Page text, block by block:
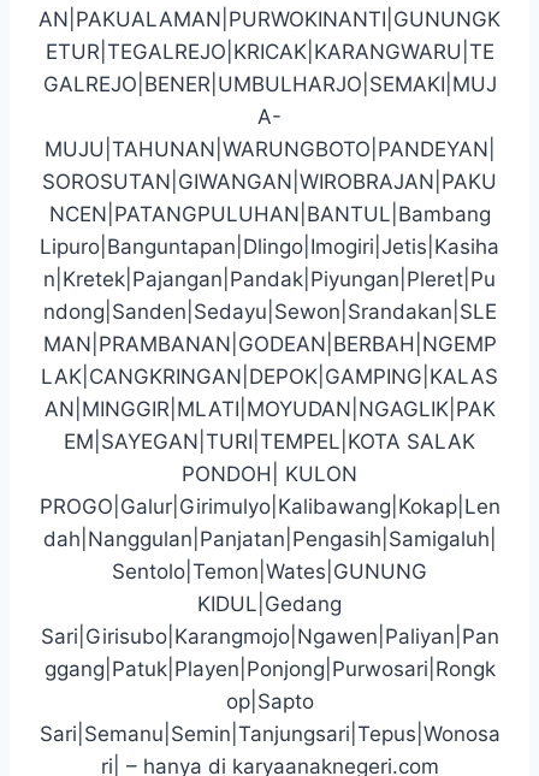
AN|PAKUALAMAN|PURWOKINANTI|GUNUNGK
ETUR|TEGALREJO|KRICAK|KARANGWARU|TE
GALREJO|BENER|UMBULHARJO|SEMAKI|MUJ
A-
MUJU|TAHUNAN|WARUNGBOTO|PANDEYAN|
SOROSUTAN|GIWANGAN|WIROBRAJAN|PAKU
NCEN|PATANGPULUHAN|BANTUL|Bambang
Lipuro|Banguntapan|Dlingo|Imogiri|Jetis|Kasiha
n|Kretek|Pajangan|Pandak|Piyungan|Pleret|Pu
ndong|Sanden|Sedayu|Sewon|Srandakan|SLE
MAN|PRAMBANAN|GODEAN|BERBAH|NGEMP
LAK|CANGKRINGAN|DEPOK|GAMPING|KALAS
AN|MINGGIR|MLATI|MOYUDAN|NGAGLIK|PAK
EM|SAYEGAN|TURI|TEMPEL|KOTA SALAK
PONDOH| KULON
PROGO|Galur|Girimulyo|Kalibawang|Kokap|Len
dah|Nanggulan|Panjatan|Pengasih|Samigaluh|
Sentolo|Temon|Wates|GUNUNG
KIDUL|Gedang
Sari|Girisubo|Karangmojo|Ngawen|Paliyan|Pan
ggang|Patuk|Playen|Ponjong|Purwosari|Rongk
op|Sapto
Sari|Semanu|Semin|Tanjungsari|Tepus|Wonosa
ri| – hanya di karyaanaknegeri.com